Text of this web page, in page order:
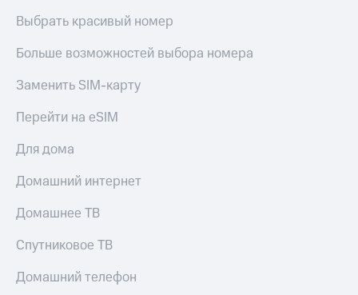
Выбрать красивый номер
Больше возможностей выбора номера
Заменить SIM-карту
Перейти на eSIM
Для дома
Домашний интернет
Домашнее ТВ
Спутниковое ТВ
Домашний телефон